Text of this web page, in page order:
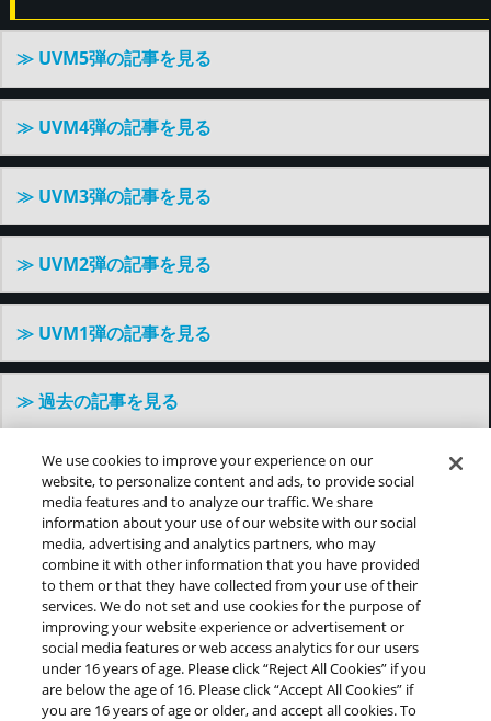
≫ UVM5弾の記事を見る
≫ UVM4弾の記事を見る
≫ UVM3弾の記事を見る
≫ UVM2弾の記事を見る
≫ UVM1弾の記事を見る
≫ 過去の記事を見る
©バードスタジオ／集英社・東映アニメーション
推奨環境について Cookies Settings
プライバシーポリシー
このwebサイトに記載されているすべての画像・テキス
ト・データの無断転用、転載をお断りします。
開発中につき、本サイトで使用している画像と実際の商品
とは異なる場合がございます。
We use cookies to improve your experience on our
website, to personalize content and ads, to provide social
media features and to analyze our traffic. We share
information about your use of our website with our social
media, advertising and analytics partners, who may
combine it with other information that you have provided
to them or that they have collected from your use of their
services. We do not set and use cookies for the purpose of
improving your website experience or advertisement or
social media features or web access analytics for our users
under 16 years of age. Please click “Reject All Cookies” if you
are below the age of 16. Please click “Accept All Cookies” if
you are 16 years of age or older, and accept all cookies. To